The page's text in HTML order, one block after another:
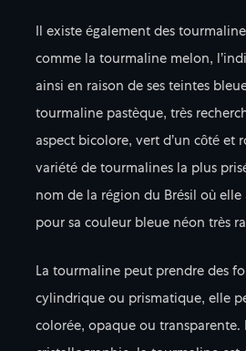
Il existe également des
comme la tourmaline melon,
ainsi en raison de ses teintes
tourmaline pastèque, très
aspect bicolore, vert d’un côté et
variété de tourmalines la plus
nom de la région du Brésil où elle
pour sa couleur bleue néon très
La tourmaline peut prendre des
cylindrique ou prismatique, elle
colorée, opaque ou transparente.